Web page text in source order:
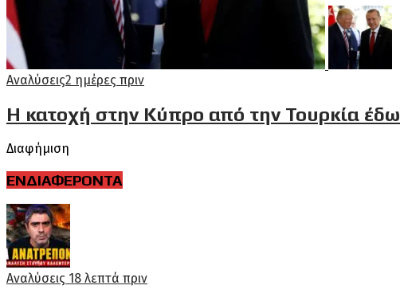
Αναλύσεις2 ημέρες πριν
Η κατοχή στην Κύπρο από την Τουρκία
Διαφήμιση
ΕΝΔΙΑΦΕΡΟΝΤΑ
Αναλύσεις 18 λεπτά πριν